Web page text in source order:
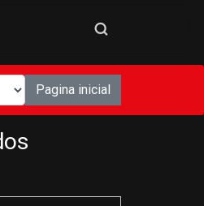
Pagina inicial